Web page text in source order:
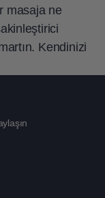
masaja ne
Kendinizi